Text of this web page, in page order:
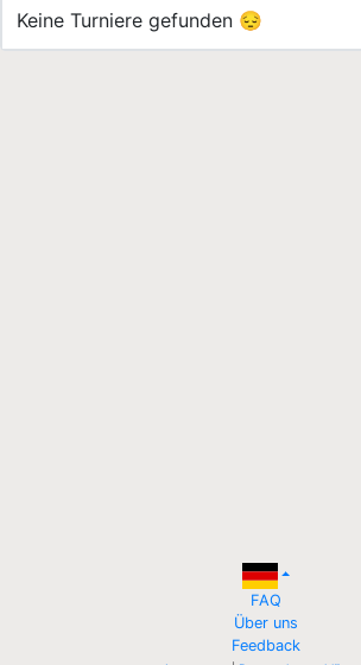
Keine Turniere gefunden 😔
FAQ
Über uns
Feedback